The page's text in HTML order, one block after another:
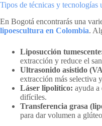
Tipos de técnicas y tecnologías
En Bogotá encontrarás una
lipoescultura en Colombia.
Liposucción
extracción y reduce el
Ultrasonido asistido
extracción más selectiva
Láser lipolítico: ayuda a
difíciles.
Transferencia grasa
para dar volumen a